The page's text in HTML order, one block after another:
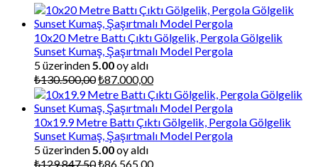
10x20 Metre Battı Çıktı Gölgelik, Pergola Gölgelik
Sunset Kumaş, Şaşırtmalı Model Pergola
5 üzerinden 5.00oy aldı
₺130.500,00Orijinal
fiyat:
₺130.500,00.
₺87.000,00Şu
andaki
fiyat:
₺87.000,00.
10x19.9 Metre Battı Çıktı Gölgelik, Pergola Gölgelik
Sunset Kumaş, Şaşırtmalı Model Pergola
5 üzerinden 5.00oy aldı
₺129.847,50Orijinal
₺86.565,00Şu